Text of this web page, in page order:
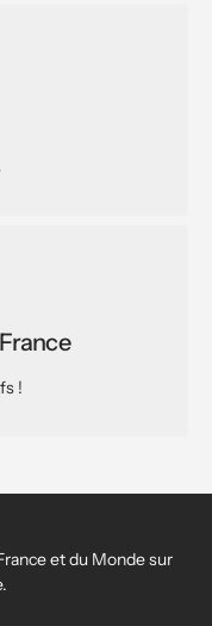
!
et du Monde sur